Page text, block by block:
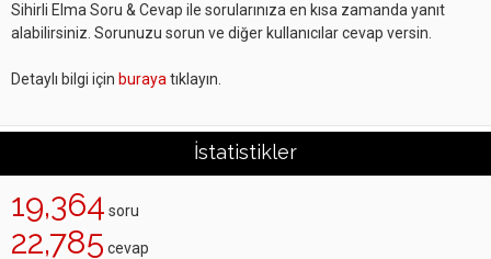
Sihirli Elma Soru & Cevap ile sorularınıza en kısa zamanda yanıt
alabilirsiniz. Sorunuzu sorun ve diğer kullanıcılar cevap versin.
Detaylı bilgi için buraya tıklayın.
İstatistikler
19,364 soru
22,785 cevap